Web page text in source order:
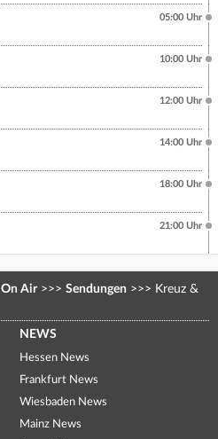
05:00 Uhr
10:00 Uhr
12:00 Uhr
14:00 Uhr
18:00 Uhr
21:00 Uhr
On Air >>> Sendungen >>> Kreuz &
NEWS
Hessen News
Frankfurt News
Wiesbaden News
Mainz News